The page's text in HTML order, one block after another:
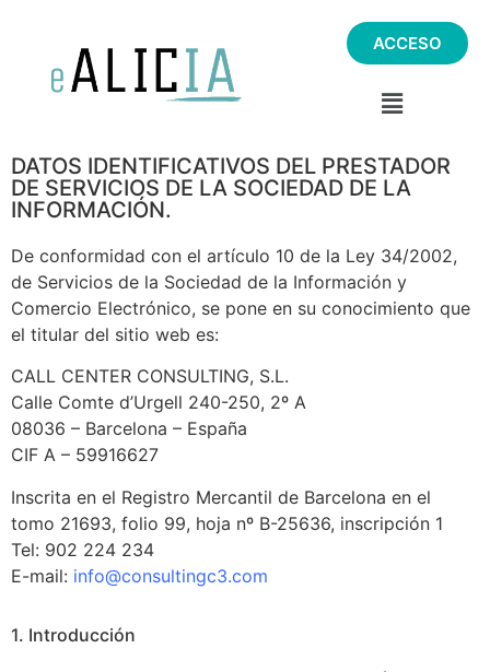
ACCESO
DATOS IDENTIFICATIVOS DEL PRESTADOR
DE SERVICIOS DE LA SOCIEDAD DE LA
INFORMACIÓN.
De conformidad con el artículo 10 de la Ley 34/2002,
de Servicios de la Sociedad de la Información y
Comercio Electrónico, se pone en su conocimiento que
el titular del sitio web es:
CALL CENTER CONSULTING, S.L.
Calle Comte d’Urgell 240-250, 2º A
08036 – Barcelona – España
CIF A – 59916627
Inscrita en el Registro Mercantil de Barcelona en el
tomo 21693, folio 99, hoja nº B-25636, inscripción 1
Tel: 902 224 234
E-mail: info@consultingc3.com
1. Introducción